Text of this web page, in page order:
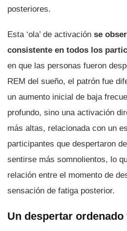
posteriores.
Esta ‘ola’ de activación se
consistente en todos los
en que las personas fueron
REM del sueño, el patrón fue
un aumento inicial de baja
profundo, sino una activación
más altas, relacionada con un
participantes que despertaron
sentirse más somnolientos, lo
relación entre el momento de
sensación de fatiga posterior.
Un despertar